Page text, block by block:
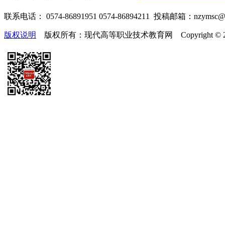
联系电话： 0574-86891951 0574-86894211 投稿邮箱：
版权说明 版权所有：现代高等职业技术教育网 Copyright ©